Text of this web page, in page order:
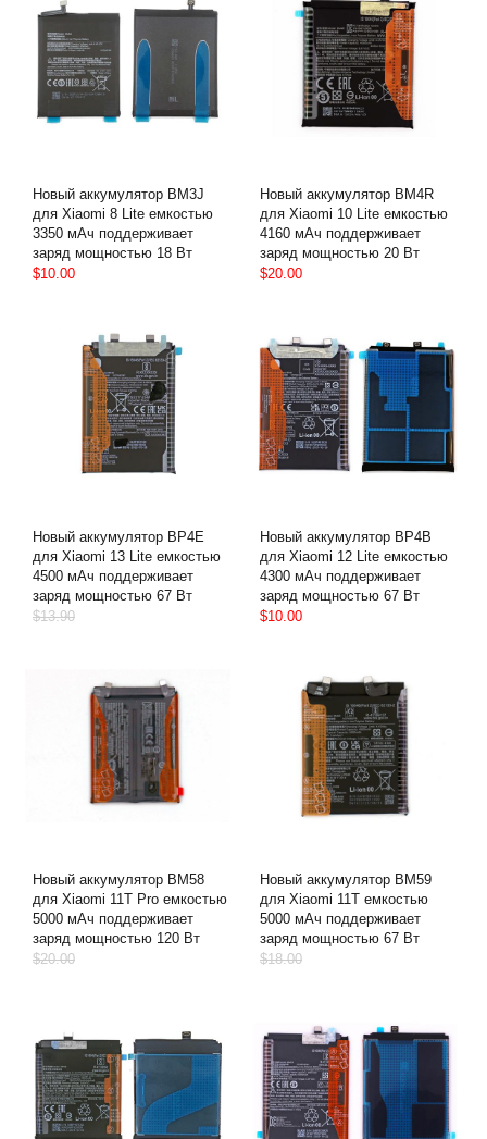
Новый аккумулятор BM3J
для Xiaomi 8 Lite емкостью
3350 мАч поддерживает
заряд мощностью 18 Вт
$10.00
Новый аккумулятор BM4R
для Xiaomi 10 Lite емкостью
4160 мАч поддерживает
заряд мощностью 20 Вт
$20.00
Новый аккумулятор BP4E
для Xiaomi 13 Lite емкостью
4500 мАч поддерживает
заряд мощностью 67 Вт
$13.90
Новый аккумулятор BP4B
для Xiaomi 12 Lite емкостью
4300 мАч поддерживает
заряд мощностью 67 Вт
$10.00
Новый аккумулятор BM58
для Xiaomi 11T Pro емкостью
5000 мАч поддерживает
заряд мощностью 120 Вт
$20.00
Новый аккумулятор BM59
для Xiaomi 11T емкостью
5000 мАч поддерживает
заряд мощностью 67 Вт
$18.00